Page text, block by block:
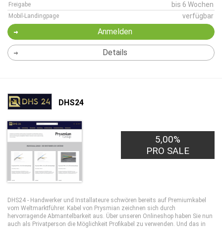
Freigabe bis 6 Wochen
Mobil-Landingpage verfügbar
Anmelden
Details
DHS24
5,00%
PRO SALE
DHS24 - Handwerker und Installateure schwören bereits auf Premiumkabel
vom Weltmarktführer. Kabel von Prysmian zeichnen sich durch
hervorragende Abmantelbarkeit aus. Über unseren Onlineshop haben Sie nun
auch als Privatperson die Möglichkeit Profikabel zu verwenden. Und das in